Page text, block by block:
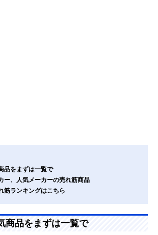
品をまずは一覧で
ー、人気メーカーの売れ筋商品
筋ランキングはこちら
商品をまずは一覧で